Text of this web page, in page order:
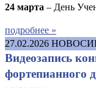
24 марта – День
подробнее »
27.02.2026
Видеозапись
фортепианного